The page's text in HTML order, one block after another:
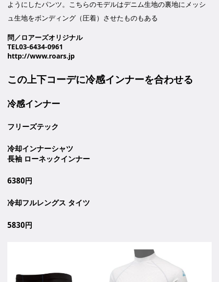
ようにしたパンツ。こちらのモデルはデニム生地の裏地にメッシ
ュ生地をボンディング（圧着）させたものもある
問／ロアーズオリジナル
TEL03-6434-0961
http://www.roars.jp
この上下コーデに冷感インナーを合わせる
冷感インナー
フリーズテック
冷却インナーシャツ
長袖 ローネックインナー
6380円
冷却フルレングス タイツ
5830円